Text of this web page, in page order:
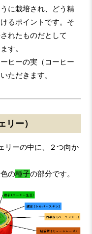
に栽培され、どう精
るポイントです。そ
れたものだとして
す。
ヒーの実（コーヒー
ただきます。
リー）
リーの中に、２つ向か
の種子の部分です。